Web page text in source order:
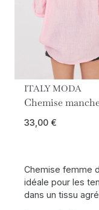
ITALY MODA
Chemise
33,00 €
Chemise femme
idéale pour les
dans un tissu